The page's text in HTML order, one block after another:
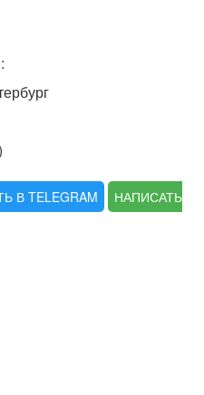
В TELEGRAM
НАПИСАТЬ